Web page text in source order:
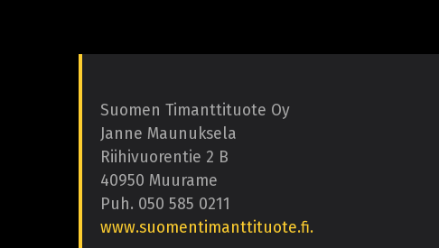
Suomen Timanttituote Oy
Janne Maunuksela
Riihivuorentie 2 B
40950 Muurame
Puh. 050 585 0211
www.suomentimanttituote.fi.